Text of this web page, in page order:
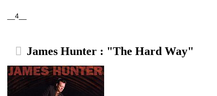
__4__
James Hunter : "The Hard Way"